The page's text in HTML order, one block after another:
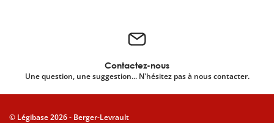
Contactez-nous
Une question, une suggestion... N'hésitez pas à nous contacter.
© Légibase 2026 - Berger-Levrault